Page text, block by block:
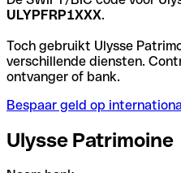
ULYPFRP1XXX.
Toch gebruikt Ulysse
verschillende diensten.
ontvanger of bank.
Bespaar geld op
Ulysse Patrimoine